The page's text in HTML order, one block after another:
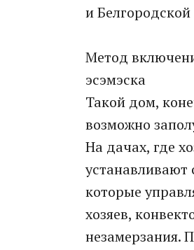
и Белгородской
Метод
эсэмэска
Такой дом,
возможно
На дачах, где
устанавливают
которые
хозяев,
незамерзания.